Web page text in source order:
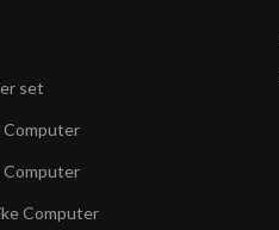
set
Computer
Computer
Computer